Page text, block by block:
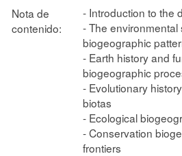
Nota de
contenido:
- Introduction to the
- The
biogeographic
- Earth history and
biogeographic
- Evolutionary
biotas
- Ecological
- Conservation
frontiers